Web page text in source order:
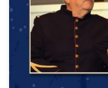
Bonjour à toutes et
vous annonçons le
de l’association depuis
côté de Robert
repose à la chambre
lieu au crématorium